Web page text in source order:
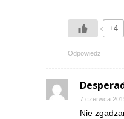
+4
Odpowiedz
7 czerwca
Nie